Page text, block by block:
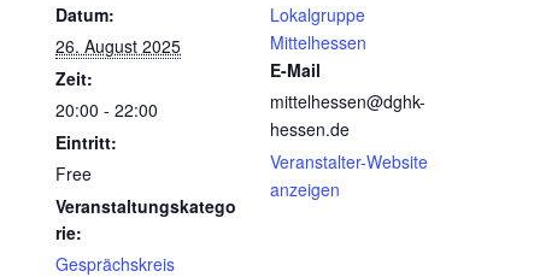
Datum:
26. August 2025
Zeit:
20:00 - 22:00
Eintritt:
Free
Veranstaltungskatego
rie:
Gesprächskreis
Lokalgruppe
Mittelhessen
E-Mail
mittelhessen@dghk-
hessen.de
Veranstalter-Website
anzeigen